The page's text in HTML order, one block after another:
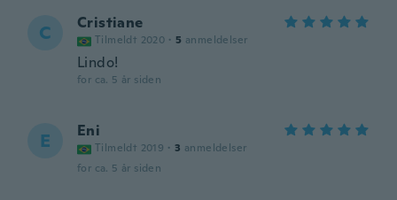
C Cristiane
Tilmeldt 2020 · 5 anmeldelser
Lindo!
for ca. 5 år siden
E Eni
Tilmeldt 2019 · 3 anmeldelser
for ca. 5 år siden